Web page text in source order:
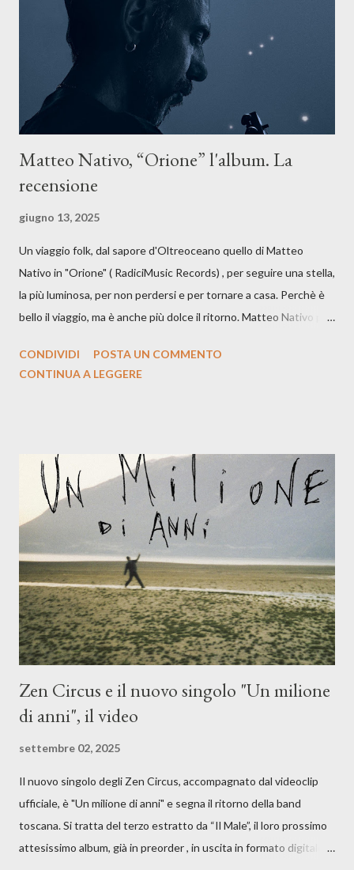
anche quando l’aria sembra farsi più densa. Il brano è anche una
dichiarazione d’intenti: Cico Messina apre il suo nuovo percorso
artistico con una composizi...
Matteo Nativo, “Orione” l'album. La
recensione
giugno 13, 2025
Un viaggio folk, dal sapore d'Oltreoceano quello di Matteo
Nativo in "Orione" ( RadiciMusic Records) , per seguire una stella,
la più luminosa, per non perdersi e per tornare a casa. Perchè è
bello il viaggio, ma è anche più dolce il ritorno. Matteo Nativo per
indubbiamente matura e consapevole oltre che con ottimi
Dicevamo. Ed è da qui che il nostro inizia questo concept
musicale, con " Che ora è" , raccontando la separazione dalla
moglie, del senso di sconfitta e del caldo afoso che opprime,
giusta condizione di sopraffazione: "Non so che ora è, che giorno
è, di questa estate che...". E' raro fare uscire come singolo una
cover, ma...
CONDIVIDI
POSTA UN COMMENTO
CONTINUA A LEGGERE
Zen Circus e il nuovo singolo "Un milione
di anni", il video
settembre 02, 2025
Il nuovo singolo degli Zen Circus, accompagnato dal videoclip
ufficiale, è "Un milione di anni" e segna il ritorno della band
toscana. Si tratta del terzo estratto da “Il Male”, il loro prossimo
attesissimo album, già in preorder , in uscita in formato digitale il